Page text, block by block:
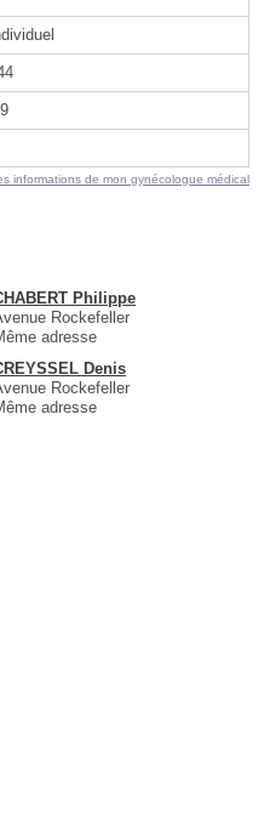
informations de mon gynécologue médical
Philippe
Rockefeller
adresse
Denis
Rockefeller
adresse